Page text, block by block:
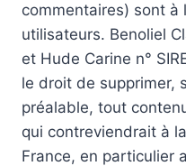
commentaires) sont à
utilisateurs. Benoliel
et Hude Carine n°
le droit de supprimer,
préalable, tout
qui contreviendrait à
France, en particulier